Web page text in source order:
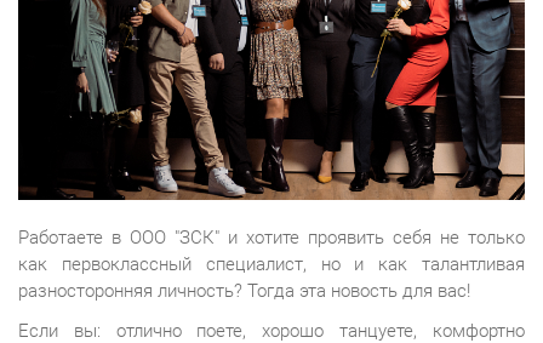
Работаете в ООО "ЗСК" и хотите проявить себя не только
как первоклассный специалист, но и как талантливая
разносторонняя личность? Тогда эта новость для вас!
Если вы: отлично поете, хорошо танцуете, комфортно